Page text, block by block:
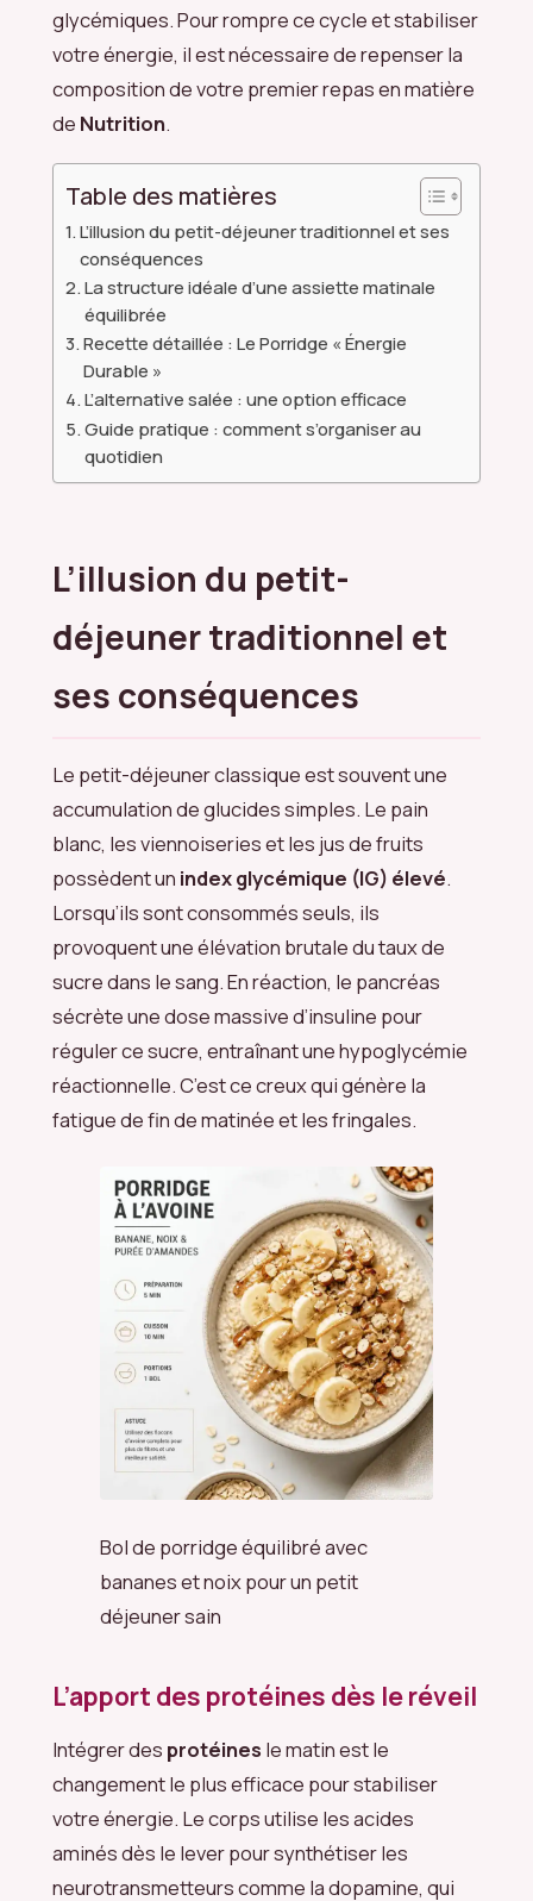
glycémiques. Pour rompre ce cycle et stabiliser
votre énergie, il est nécessaire de repenser la
composition de votre premier repas en matière
de Nutrition.
Table des matières
L’illusion du petit-déjeuner traditionnel et ses
conséquences
La structure idéale d’une assiette matinale
équilibrée
Recette détaillée : Le Porridge « Énergie
Durable »
L’alternative salée : une option efficace
Guide pratique : comment s’organiser au
quotidien
L’illusion du petit-
déjeuner traditionnel et
ses conséquences
Le petit-déjeuner classique est souvent une
accumulation de glucides simples. Le pain
blanc, les viennoiseries et les jus de fruits
possèdent un index glycémique (IG) élevé.
Lorsqu’ils sont consommés seuls, ils
provoquent une élévation brutale du taux de
sucre dans le sang. En réaction, le pancréas
sécrète une dose massive d’insuline pour
réguler ce sucre, entraînant une hypoglycémie
réactionnelle. C’est ce creux qui génère la
fatigue de fin de matinée et les fringales.
Bol de porridge équilibré avec
bananes et noix pour un petit
déjeuner sain
L’apport des protéines dès le réveil
Intégrer des protéines le matin est le
changement le plus efficace pour stabiliser
votre énergie. Le corps utilise les acides
aminés dès le lever pour synthétiser les
neurotransmetteurs comme la dopamine, qui